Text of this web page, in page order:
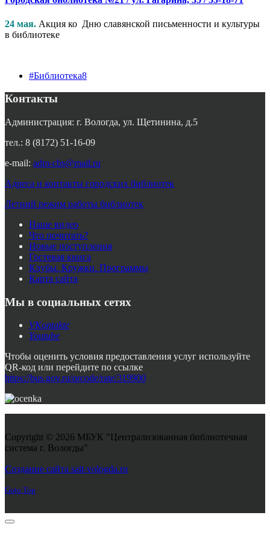
24 мая. Акция ко Дню славянской письменности и культуры
в библиотеке
#Библиотека8
Контакты
Администрация: г. Вологда, ул. Щетинина, д.5
тел.: 8 (8172) 51-16-09
e-mail: adm-cbs@mail.ru
Адреса и контакты городских библиотек
Летний режим работы библиотек
Наше видео
Что почитать?
Новые поступления
Гостевая книга
Клубы. Кружки. Программы
Карта сайта
Мы в социальных сетях
VKontakte
Youtube
Чтобы оценить условия предоставления услуг используйте
QR-код или перейдите по ссылке
https://bus.gov.ru/qrcode/rate/319900
Copyright © 2026 МБУК "Централизованная библиотечная
система г. Вологды"
Создание сайта sait-vologda.ru
Goto Top